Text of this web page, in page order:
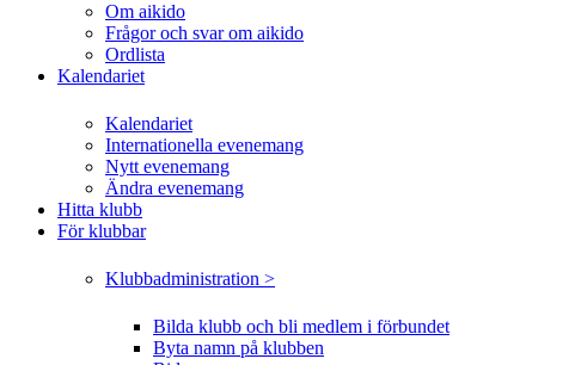
Om aikido
Frågor och svar om aikido
Ordlista
Kalendariet
Kalendariet
Internationella evenemang
Nytt evenemang
Ändra evenemang
Hitta klubb
För klubbar
Klubbadministration >
Bilda klubb och bli medlem i förbundet
Byta namn på klubben